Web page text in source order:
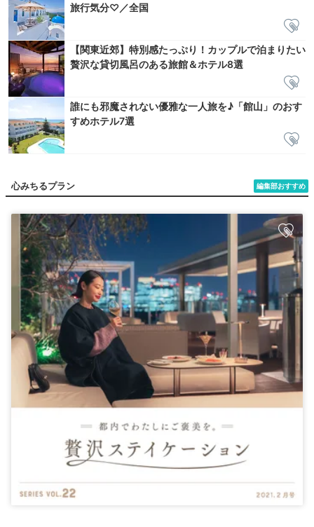
旅行気分♡／全国
【関東近郊】特別感たっぷり！カップルで泊まりたい
贅沢な貸切風呂のある旅館＆ホテル8選
誰にも邪魔されない優雅な一人旅を♪「館山」のおす
すめホテル7選
編集部おすすめ
心みちるプラン